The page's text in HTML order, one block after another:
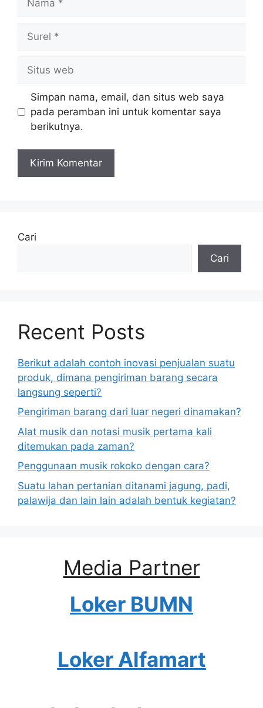
Surel
Situs
web
Simpan nama, email, dan situs web saya
pada peramban ini untuk komentar saya
berikutnya.
Cari
Cari
Recent Posts
Berikut adalah contoh inovasi penjualan suatu
produk, dimana pengiriman barang secara
langsung seperti?
Pengiriman barang dari luar negeri dinamakan?
Alat musik dan notasi musik pertama kali
ditemukan pada zaman?
Penggunaan musik rokoko dengan cara?
Suatu lahan pertanian ditanami jagung, padi,
palawija dan lain lain adalah bentuk kegiatan?
Media Partner
Loker BUMN
Loker Alfamart